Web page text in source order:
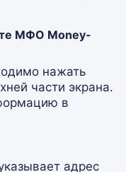
МФО Money-
нажать
части экрана.
в
адрес